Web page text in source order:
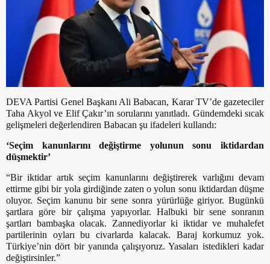
DEVA Partisi Genel Başkanı Ali Babacan, Karar TV’de gazeteciler
Taha Akyol ve Elif Çakır’ın sorularını yanıtladı. Gündemdeki sıcak
gelişmeleri değerlendiren Babacan şu ifadeleri kullandı:
‘Seçim kanunlarını değiştirme yolunun sonu iktidardan
düşmektir’
“Bir iktidar artık seçim kanunlarını değiştirerek varlığını devam
ettirme gibi bir yola girdiğinde zaten o yolun sonu iktidardan düşme
oluyor. Seçim kanunu bir sene sonra yürürlüğe giriyor. Bugünkü
şartlara göre bir çalışma yapıyorlar. Halbuki bir sene sonranın
şartları bambaşka olacak. Zannediyorlar ki iktidar ve muhalefet
partilerinin oyları bu civarlarda kalacak. Baraj korkumuz yok.
Türkiye’nin dört bir yanında çalışıyoruz. Yasaları istedikleri kadar
değiştirsinler.”